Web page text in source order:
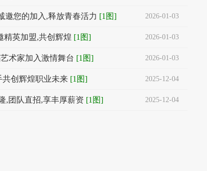
邀您的加入,释放青春活力 [1图] 2026-01-03
精英加盟,共创辉煌 [1图] 2026-01-03
术家加入激情舞台 [1图] 2026-01-03
共创辉煌职业未来 [1图] 2025-12-04
,团队直招,享丰厚薪资 [1图] 2025-12-04